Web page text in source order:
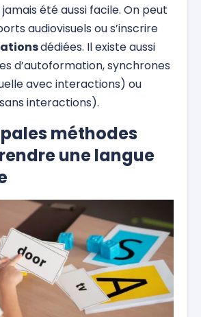
jamais été aussi facile. On peut
audiovisuels ou s’inscrire
dédiées. Il existe aussi
d’autoformation, synchrones
avec interactions) ou
interactions).
méthodes
une langue